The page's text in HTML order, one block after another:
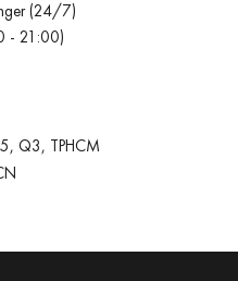
(24/7)
- 21:00)
Q3, TPHCM